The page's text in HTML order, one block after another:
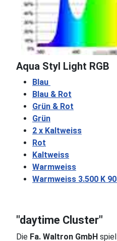
Aqua Styl Light RGB
Blau
Blau & Rot
Grün & Rot
Grün
2 x Kaltweiss
Rot
Kaltweiss
Warmweiss
Warmweiss 3.500 K
"daytime Cluster"
Die Fa. Waltron GmbH